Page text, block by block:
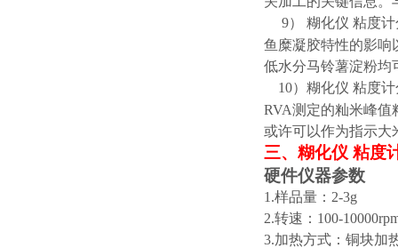
9） 糊化仪 粘度
鱼糜凝胶特性的影响
低水分马铃薯淀粉均
10） 糊化仪 粘度
RVA测定的籼米峰值
或许可以作为指示大
三、 糊化仪 粘度
硬件仪器参数
1.样品量：2-3g
2.转速：100-
3.加热方式：铜块加